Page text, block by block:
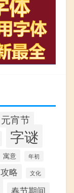
元宵节
字谜
寓意 年初
攻略 文化
春节期间